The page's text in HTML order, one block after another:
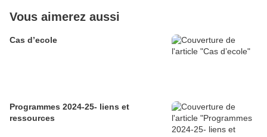
Vous aimerez aussi
Cas d’ecole
Programmes 2024-25- liens et
ressources